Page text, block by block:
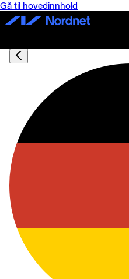
Gå til hovedinnhold